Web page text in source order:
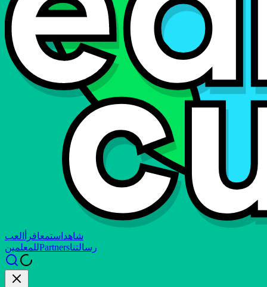
شاهد استمعاقرأ
العب
للمعلمينPartnersرسالتنا